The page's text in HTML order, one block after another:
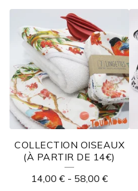
COLLECTION OISEAUX
(À PARTIR DE 14€)
14,00 €- 58,00 €